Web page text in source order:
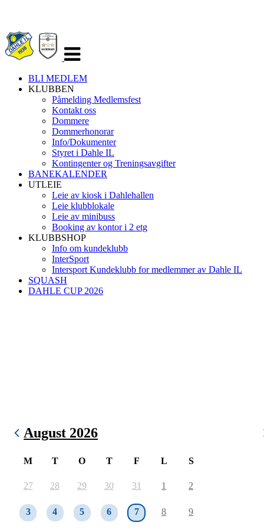
navigasjon
BLI MEDLEM
KLUBBEN
Påmelding Medlemsfest
Kontakt oss
Dommere
Dommerhonorar
Info/Dokumenter
Styret i Dahle IL
Kontingenter og Treningsavgifter
BANEKALENDER
UTLEIE
Leie av kiosk i Dahlehallen
Leie klubblokale
Leie av minibuss
Booking av kontor i 2 etg
KLUBBSHOP
Info om kundeklubb
InterSport
Intersport Kundeklubb for medlemmer av Dahle IL
SQUASH
DAHLE CUP 2026
August 2026
M T O T F L S
27 28 29 30 31 1 2
3 4 5 6 7 8 9